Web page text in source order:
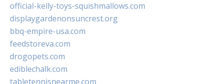
official-kelly-toys-squishmallows.com
displaygardenonsuncrest.org
bbq-empire-usa.com
feedstoreva.com
drogopets.com
ediblechalk.com
tabletennisnearme.com